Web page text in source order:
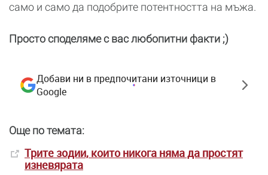
само и само да подобрите потентността на мъжа.
Просто споделяме с вас любопитни факти ;)
Добави ни в предпочитани източници в
Google
Още по темата:
Трите зодии, които никога няма да простят
изневярата